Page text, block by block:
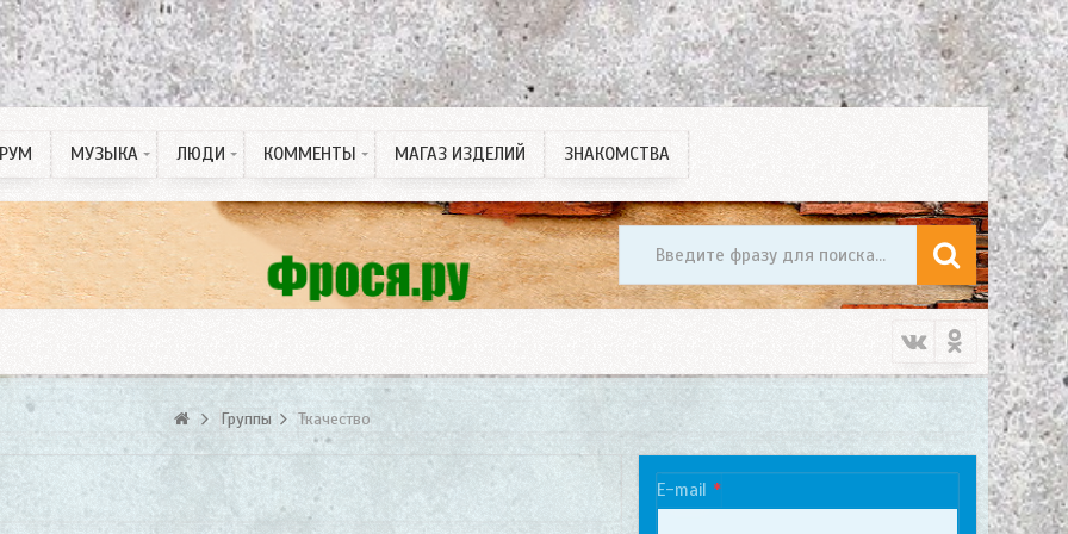
МУЗЫКА
Рингтон на Телефон
ЛЮДИ ПДД тесты
КОММЕНТЫ
Спонсорские статьиМАГАЗ ИЗДЕЛИЙ ЗНАКОМСТВА
Группы Ткачество
E-mail